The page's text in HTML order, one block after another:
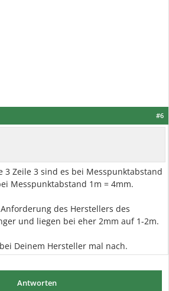
#6
3 Zeile 3 sind es bei Messpunktabstand
Messpunktabstand 1m = 4mm.
des Herstellers des
und liegen bei eher 2mm auf 1-2m.
Deinem Hersteller mal nach.
Antworten